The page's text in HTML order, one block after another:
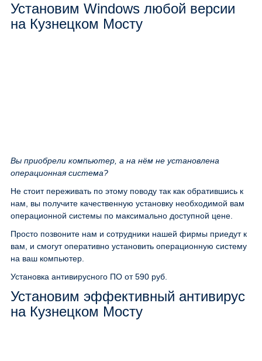
Установим Windows любой версии
на Кузнецком Мосту
Вы приобрели компьютер, а на нём не установлена
операционная система?
Не стоит переживать по этому поводу так как обратившись к
нам, вы получите качественную установку необходимой вам
операционной системы по максимально доступной цене.
Просто позвоните нам и сотрудники нашей фирмы приедут к
вам, и смогут оперативно установить операционную систему
на ваш компьютер.
Установка антивирусного ПО от 590 руб.
Установим эффективный антивирус
на Кузнецком Мосту